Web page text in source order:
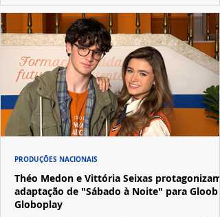
Théo Medon e Vittória Seixas protagonizam
adaptação de "Sábado à Noite" para Gloob e
Globoplay
PRODUÇÕES NACIONAIS